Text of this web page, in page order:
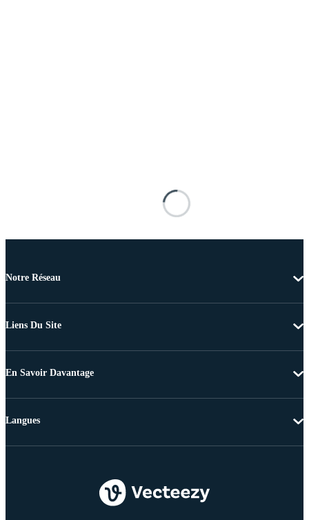
Notre Réseau
Liens Du Site
En Savoir Davantage
Langues